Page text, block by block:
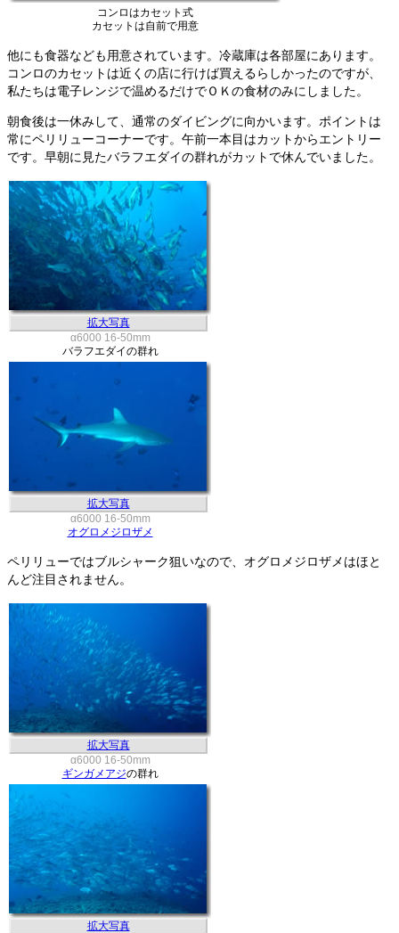
コンロはカセット式
カセットは自前で用意
他にも食器なども用意されています。冷蔵庫は各部屋にあります。
コンロのカセットは近くの店に行けば買えるらしかったのですが、
私たちは電子レンジで温めるだけでＯＫの食材のみにしました。
朝食後は一休みして、通常のダイビングに向かいます。ポイントは
常にペリリューコーナーです。午前一本目はカットからエントリー
です。早朝に見たバラフエダイの群れがカットで休んでいました。
拡大写真
α6000 16-50mm
バラフエダイの群れ
拡大写真
α6000 16-50mm
オグロメジロザメ
ペリリューではブルシャーク狙いなので、オグロメジロザメはほと
んど注目されません。
拡大写真
α6000 16-50mm
ギンガメアジの群れ
拡大写真